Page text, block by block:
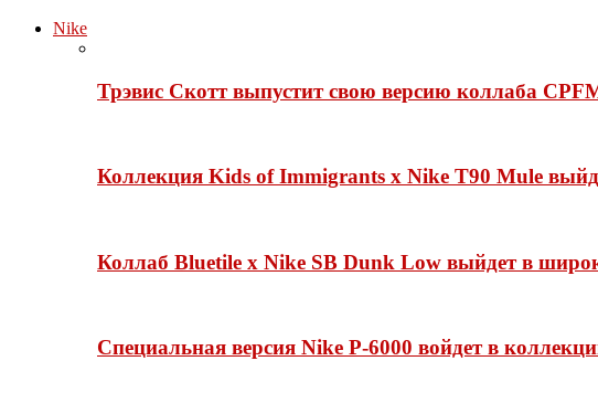
Nike
Трэвис Скотт выпустит свою версию коллаба
Коллекция Kids of Immigrants x Nike T90 Mule
Коллаб Bluetile x Nike SB Dunk Low выйдет в
Специальная версия Nike P-6000 войдет в